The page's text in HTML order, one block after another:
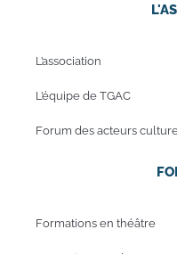
L’association
L’équipe de TGAC
Forum des acteurs
Formations en théâtre